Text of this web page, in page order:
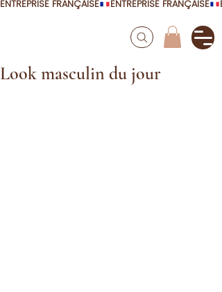
ENTREPRISE FRANÇAISE
Look masculin du jour